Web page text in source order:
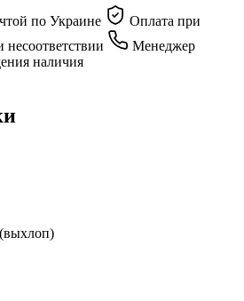
по Украине
Оплата при
несоответствии
Менеджер
наличия